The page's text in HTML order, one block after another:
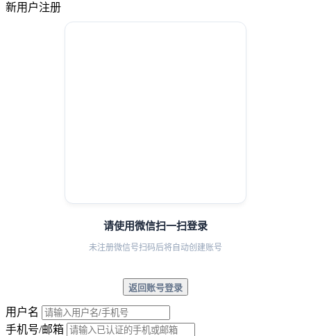
新用户注册
请使用微信扫一扫登录
未注册微信号扫码后将自动创建账号
返回账号登录
用户名
手机号/邮箱